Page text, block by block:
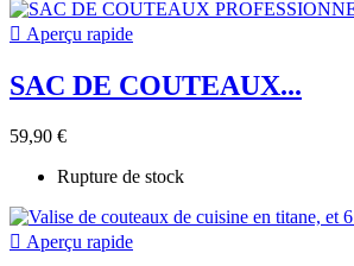
 Aperçu rapide
SAC DE COUTEAUX...
59,90 €
Rupture de stock
 Aperçu rapide